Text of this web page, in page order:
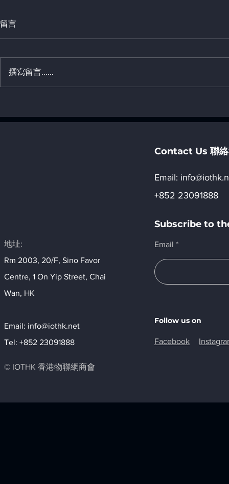
略 _ 「八, AI 地域發展」
算力發展策略 _ 「八, AI
留言
撰寫留言......
地址:
Rm 2003, 20/F, Sino Favor
Centre, 1 On Yip Street, Chai
Wan, HK​
Email: info@iothk.net
Tel: +852 23091888
© IOTHK 香港物聯網商會
Contact Us 聯
Email:​
+852 23091888
Subscribe to
Email
Follow us on
Facebook